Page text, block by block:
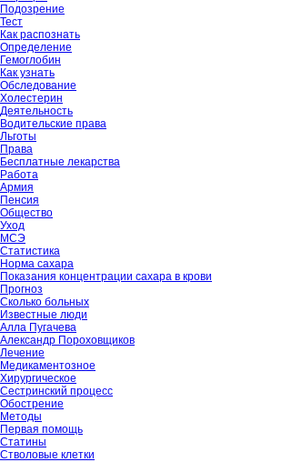
Подозрение
Тест
Как распознать
Определение
Гемоглобин
Как узнать
Обследование
Холестерин
Деятельность
Водительские права
Льготы
Права
Бесплатные лекарства
Работа
Армия
Пенсия
Общество
Уход
МСЭ
Статистика
Норма сахара
Показания концентрации сахара в крови
Прогноз
Сколько больных
Известные люди
Алла Пугачева
Александр Пороховщиков
Лечение
Медикаментозное
Хирургическое
Сестринский процесс
Обострение
Методы
Первая помощь
Статины
Стволовые клетки